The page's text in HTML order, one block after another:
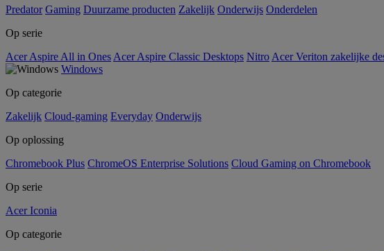
Predator Gaming Duurzame producten Zakelijk Onderwijs Onderdelen
Op serie
Acer Aspire All in Ones Acer Aspire Classic Desktops Nitro Acer Veriton zakelijke
Windows
Op categorie
Zakelijk Cloud-gaming Everyday Onderwijs
Op oplossing
Chromebook Plus ChromeOS Enterprise Solutions Cloud Gaming on Chromebook
Op serie
Acer Iconia
Op categorie